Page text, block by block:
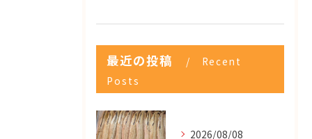
最近の投稿
Recent
Posts
2026/08/08